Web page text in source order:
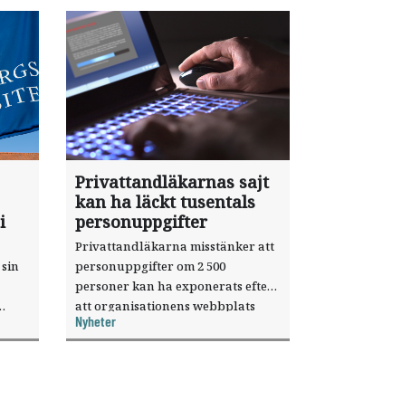
till
Privattandläkarnas sajt
kan ha läckt tusentals
personuppgifter
Privattandläkarna misstänker att
personuppgifter om 2 500
personer kan ha exponerats efter
att organisationens webbplats
utnyttjats genom en sårbarhet i ett
publiceringsverktyg.
Nyheter